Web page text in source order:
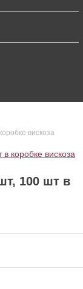
вискоза
100 шт в